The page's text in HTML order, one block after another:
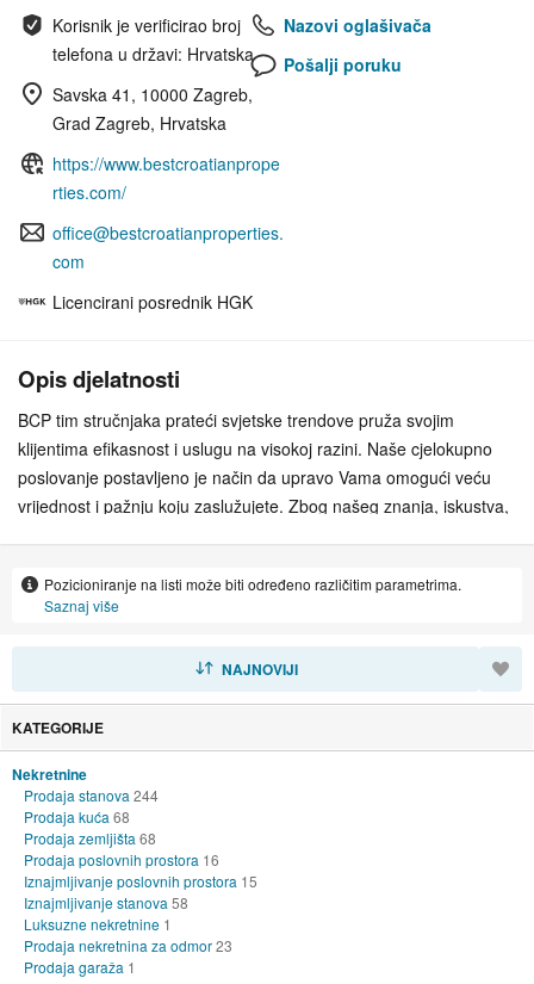
Korisnik je verificirao broj
telefona u državi: Hrvatska
Savska 41, 10000 Zagreb,
Grad Zagreb, Hrvatska
https://www.bestcroatianprope
rties.com/
office@bestcroatianproperties.
com
Licencirani posrednik HGK
Nazovi oglašivača
Pošalji poruku
Opis djelatnosti
BCP tim stručnjaka prateći svjetske trendove pruža svojim
klijentima efikasnost i uslugu na visokoj razini. Naše cjelokupno
poslovanje postavljeno je način da upravo Vama omogući veću
vrijednost i pažnju koju zaslužujete. Zbog našeg znanja, iskustva,
da samostalno i nezavisno zastupamo isključivo Vaše interese
kroz sve procese i etape usluga koje Vam pružamo. Misija BCP
inozemstvu što je moguće više pojednostavni, te vas u potpunosti
oslobodi pratećeg stresa koji je neminovno vezan uz taj proces
pružajući visokokvalitetnu uslugu i zadovoljavajući zahtjeve svojih
Pozicioniranje na listi može biti određeno različitim parametrima.
Saznaj više
NAJNOVIJI
KATEGORIJE
Nekretnine
Prodaja stanova 244
Prodaja kuća 68
Prodaja zemljišta 68
Prodaja poslovnih prostora 16
Iznajmljivanje poslovnih prostora 15
Iznajmljivanje stanova 58
Luksuzne nekretnine 1
Prodaja nekretnina za odmor23
Prodaja garaža 1